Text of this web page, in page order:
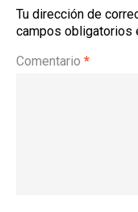
Tu dirección de
campos obligatorios
Comentario *